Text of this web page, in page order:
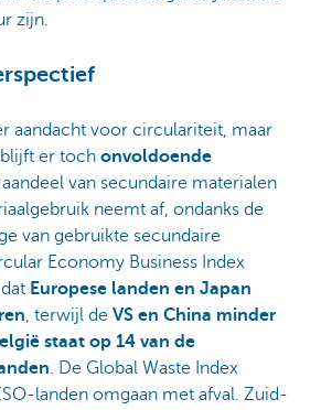
zijn.
aandacht voor circulariteit, maar
blijft er toch onvoldoende
van secundaire materialen
neemt af, ondanks de
van gebruikte secundaire
Economy Business Index
Europese landen en Japan
, terwijl de VS en China minder
staat op 14 van de
. De Global Waste Index
landen omgaan met afval. Zuid-